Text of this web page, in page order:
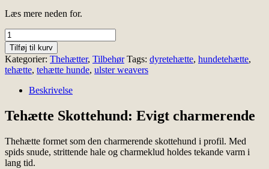
Læs mere neden for.
Tehætte
hund
antal
Tilføj til kurv
Kategorier: Thehætter, Tilbehør Tags: dyretehætte, hundetehætte,
tehætte, tehætte hunde, ulster weavers
Beskrivelse
Tehætte Skottehund: Evigt charmerende
Thehætte formet som den charmerende skottehund i profil. Med
spids snude, strittende hale og charmeklud holdes tekande varm i
lang tid.